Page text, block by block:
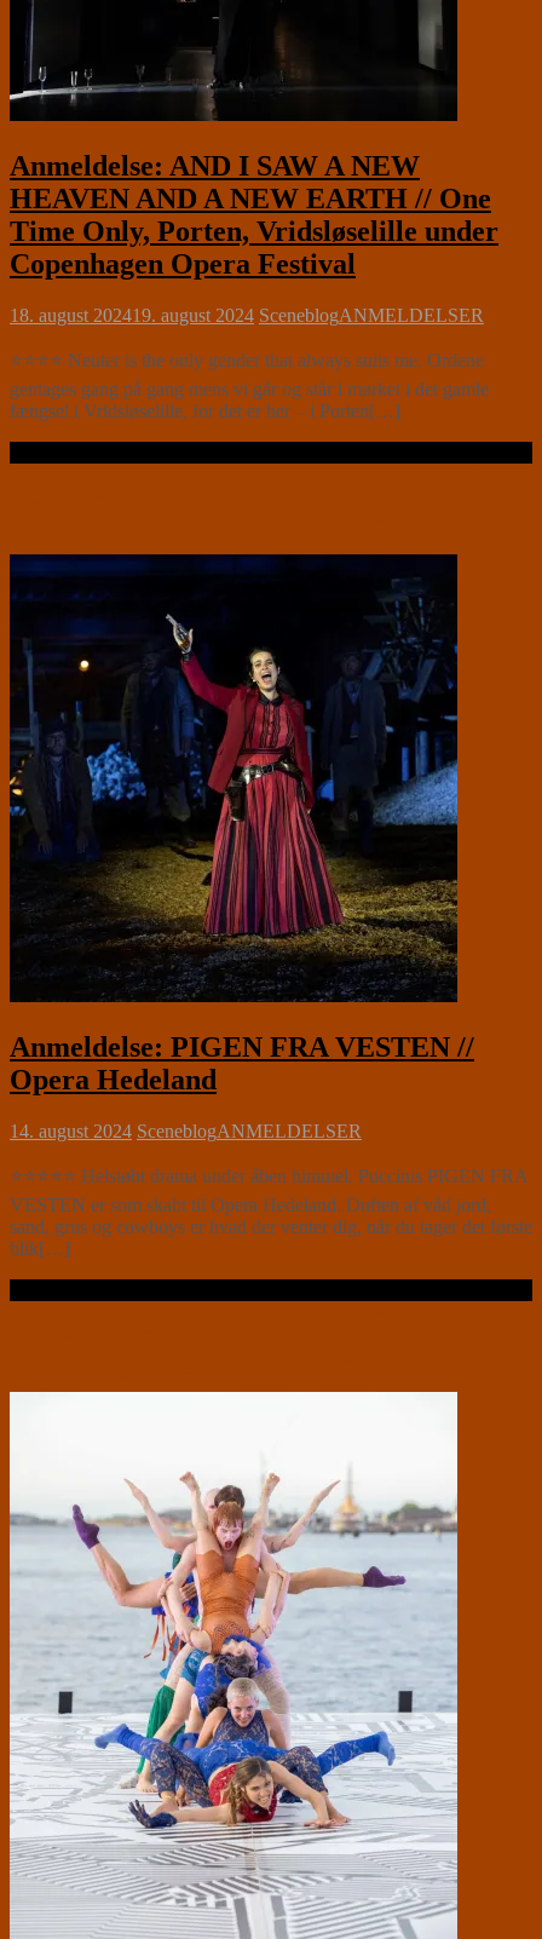
Anmeldelse: AND I SAW A NEW
HEAVEN AND A NEW EARTH // One
Time Only, Porten, Vridsløselille under
Copenhagen Opera Festival
18. august 202419. august 2024 SceneblogANMELDELSER
⭐⭐⭐⭐ Neuter is the only gender that always suits me. Ordene
gentages gang på gang mens vi går og står i mørket i det gamle
fængsel i Vridsløselille, for det er her – i Porten[…]
Anmeldelse: PIGEN FRA VESTEN //
Opera Hedeland
14. august 2024 SceneblogANMELDELSER
⭐⭐⭐⭐⭐ Helstøbt drama under åben himmel. Puccinis PIGEN FRA
VESTEN er som skabt til Opera Hedeland. Duften af våd jord,
sand, grus og cowboys er hvad der venter dig, når du tager det første
blik[…]